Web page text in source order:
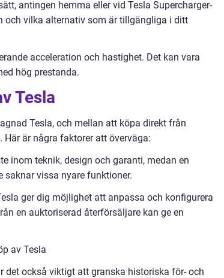
antingen hemma eller vid Tesla Supercharger-
och vilka alternativ som är tillgängliga i ditt
acceleration och hastighet. Det kan vara
hög prestanda.
Tesla
Tesla, och mellan att köpa direkt från
är några faktorer att överväga:
inom teknik, design och garanti, medan en
saknar vissa nyare funktioner.
ger dig möjlighet att anpassa och konfigurera
en auktoriserad återförsäljare kan ge en
av Tesla
också viktigt att granska historiska för- och